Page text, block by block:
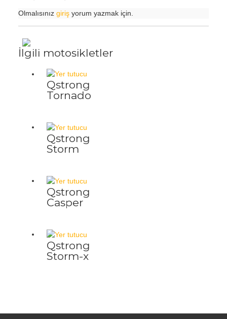
Olmalısınız girişyorum yazmak için.
İlgili motosikletler
Qstrong
Tornado
Qstrong
Storm
Qstrong
Casper
Qstrong
Storm-x